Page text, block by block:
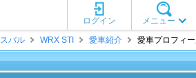
メニュー
ログイン
スバル WRX STI 愛車紹介 愛車プロフィ